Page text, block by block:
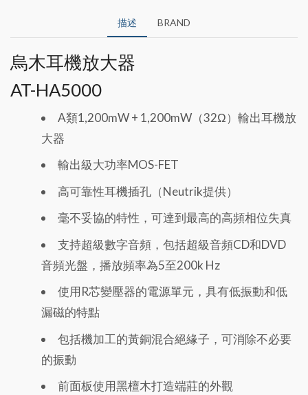
描述 BRAND
烏木耳機放大器
AT-HA5000
A類1,200mW + 1,200mW（32Ω）輸出耳機放
大器
輸出級大功率MOS-FET
高可靠性耳機插孔（Neutrik提供）
毫不妥協的特性，可達到最高的高頻相位失真
支持超級數字音頻，包括超級音頻CD和DVD
音頻光盤，播放頻率為5至200k Hz
使用R芯變壓器的電源單元，具有低振動和低
漏磁的特點
包括機加工的黃銅混合絕緣子，可消除不必要
的振動
前面板使用黑檀木打造端莊的外觀